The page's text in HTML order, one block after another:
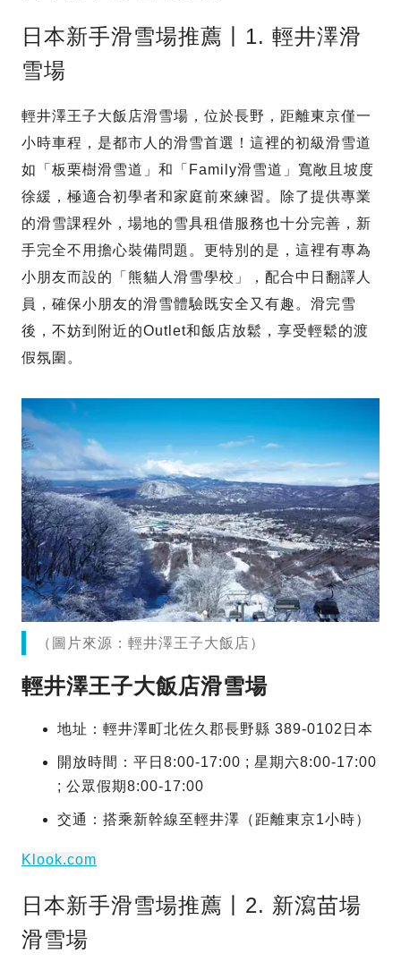
日本新手滑雪場推薦丨1. 輕井澤滑
雪場
輕井澤王子大飯店滑雪場，位於長野，距離東京僅一
小時車程，是都市人的滑雪首選！這裡的初級滑雪道
如「板栗樹滑雪道」和「Family滑雪道」寬敞且坡度
徐緩，極適合初學者和家庭前來練習。除了提供專業
的滑雪課程外，場地的雪具租借服務也十分完善，新
手完全不用擔心裝備問題。更特別的是，這裡有專為
小朋友而設的「熊貓人滑雪學校」，配合中日翻譯人
員，確保小朋友的滑雪體驗既安全又有趣。滑完雪
後，不妨到附近的Outlet和飯店放鬆，享受輕鬆的渡
假氛圍。
（圖片來源：輕井澤王子大飯店）
輕井澤王子大飯店滑雪場
地址：輕井澤町北佐久郡長野縣 389-0102日本
開放時間：平日8:00-17:00 ; 星期六8:00-17:00
; 公眾假期8:00-17:00
交通：搭乘新幹線至輕井澤（距離東京1小時）
Klook.com
日本新手滑雪場推薦丨2. 新瀉苗場
滑雪場